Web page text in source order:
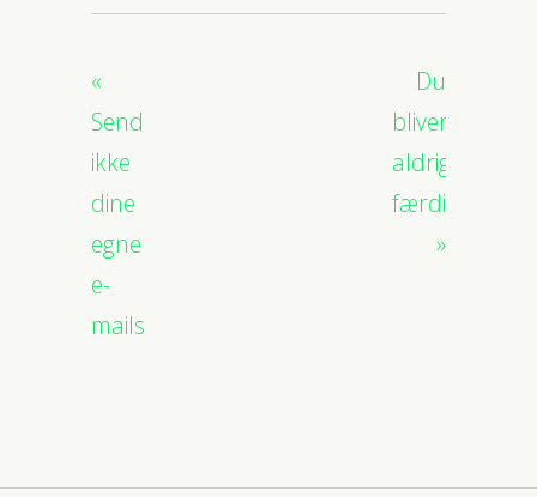
Send
ikke
dine
egne
e-
mails
Du
bliver
aldrig
færdig